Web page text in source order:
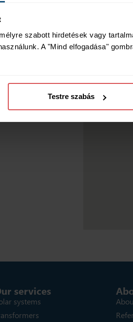
szabott hirdetések vagy
A "Mind elfogadása"
Testre szabás
services
systems